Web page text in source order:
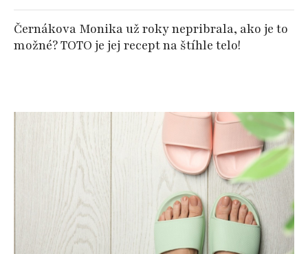
Černákova Monika už roky nepribrala, ako je to
možné? TOTO je jej recept na štíhle telo!